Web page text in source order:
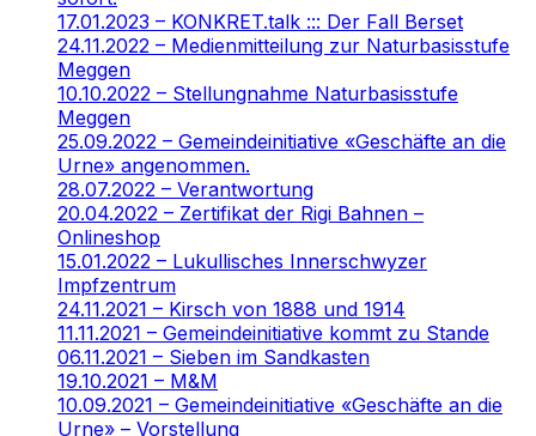
17.01.2023 – KONKRET.talk ::: Der Fall Berset
24.11.2022 – Medienmitteilung zur Naturbasisstufe
Meggen
10.10.2022 – Stellungnahme Naturbasisstufe
Meggen
25.09.2022 – Gemeindeinitiative «Geschäfte an die
Urne» angenommen.
28.07.2022 – Verantwortung
20.04.2022 – Zertifikat der Rigi Bahnen –
Onlineshop
15.01.2022 – Lukullisches Innerschwyzer
Impfzentrum
24.11.2021 – Kirsch von 1888 und 1914
11.11.2021 – Gemeindeinitiative kommt zu Stande
06.11.2021 – Sieben im Sandkasten
19.10.2021 – M&M
10.09.2021 – Gemeindeinitiative «Geschäfte an die
Urne» – Vorstellung